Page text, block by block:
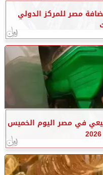
مصر للمركز الدولي
في مصر اليوم الخميس